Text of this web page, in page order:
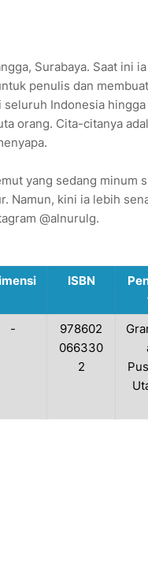
Surabaya. Saat ini
penulis dan membuat
Indonesia
orang. Cita-citanya
yang sedang minum
Namun, kini ia lebih
@alnurulg.
ISBN
-
978602
066330
2